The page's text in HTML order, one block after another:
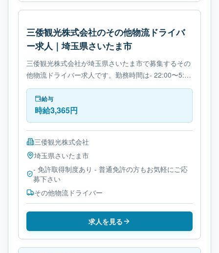
三倭観光株式会社のその他物流ドライバ
ー求人｜埼玉県さいたま市
三倭観光株式会社が埼玉県さいたま市で募集するその
他物流ドライバー求人です。勤務時間は- 22:00〜5:00
です。必要免許は- 免許取得制度ありです。
給与
時給3,365円
三倭観光株式会社
埼玉県さいたま市
- 免許取得制度あり - 普通免許の方もお気軽にご応
募下さい
その他物流ドライバー
求人を見る